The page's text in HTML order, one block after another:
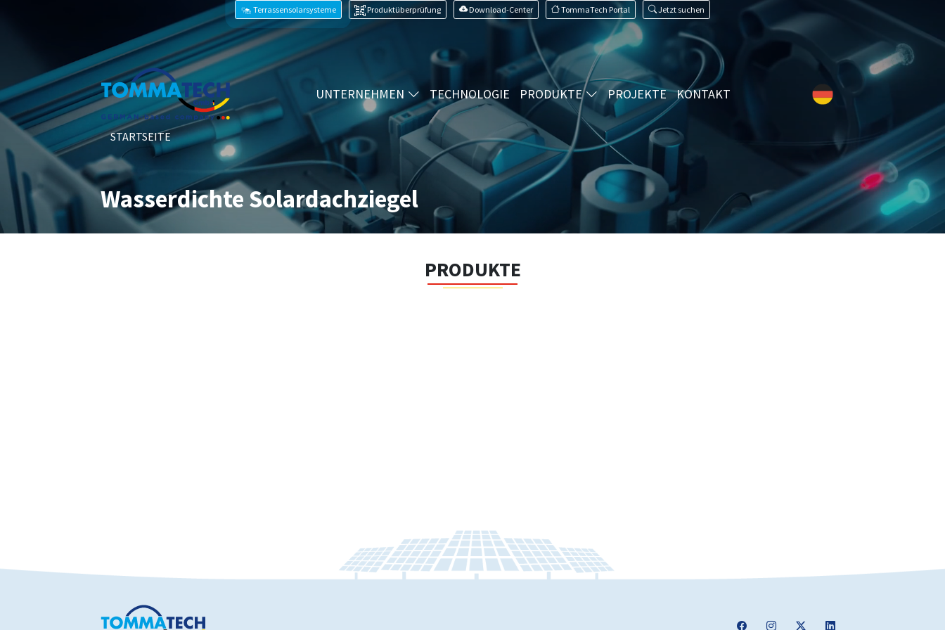
Terrassensolarsysteme Produktüberprüfung Download-Center TommaTech Portal Jetzt suchen
UNTERNEHMEN TECHNOLOGIE PRODUKTE PROJEKTE KONTAKT
STARTSEITE
Wasserdichte Solardachziegel
PRODUKTE